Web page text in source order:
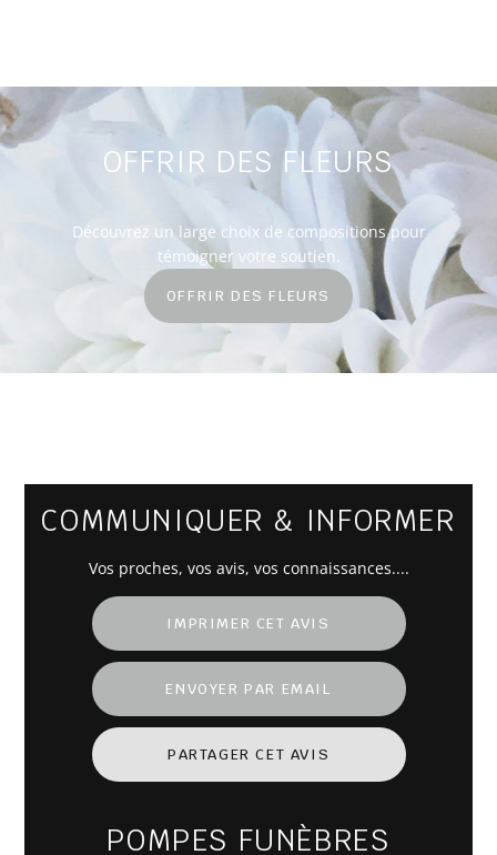
OFFRIR DES FLEURS
Découvrez un large choix de compositions pour
témoigner votre soutien.
OFFRIR DES FLEURS
COMMUNIQUER & INFORMER
Vos proches, vos avis, vos connaissances....
IMPRIMER CET AVIS
ENVOYER PAR EMAIL
PARTAGER CET AVIS
POMPES FUNÈBRES